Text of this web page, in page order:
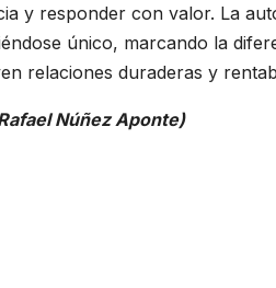
y responder con valor. La
único, marcando la
relaciones duraderas y
Núñez Aponte)